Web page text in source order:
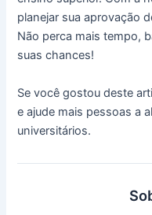
planejar sua aprovação
Não perca mais tempo,
suas chances!
Se você gostou deste
e ajude mais pessoas a
universitários.